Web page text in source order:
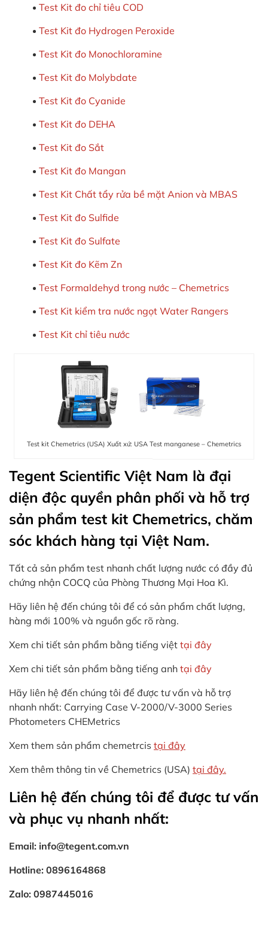
Test Kit đo chỉ tiêu COD
Test Kit đo Hydrogen Peroxide
Test Kit đo Monochloramine
Test Kit đo Molybdate
Test Kit đo Cyanide
Test Kit đo DEHA
Test Kit đo Sắt
Test Kit đo Mangan
Test Kit Chất tẩy rửa bề mặt Anion và MBAS
Test Kit đo Sulfide
Test Kit đo Sulfate
Test Kit đo Kẽm Zn
Test Formaldehyd trong nước – Chemetrics
Test Kit kiểm tra nước ngọt Water Rangers
Test Kit chỉ tiêu nước
Test kit Chemetrics (USA) Xuất xứ: USA Test manganese – Chemetrics
Tegent Scientific Việt Nam là đại
diện độc quyền phân phối và hỗ trợ
sản phẩm test kit Chemetrics, chăm
sóc khách hàng tại Việt Nam.
Tất cả sản phẩm test nhanh chất lượng nước có đầy đủ
chứng nhận COCQ của Phòng Thương Mại Hoa Kì.
Hãy liên hệ đến chúng tôi để có sản phẩm chất lượng,
hàng mới 100% và nguồn gốc rõ ràng.
Xem chi tiết sản phẩm bằng tiếng việt tại đây
Xem chi tiết sản phẩm bằng tiếng anh tại đây
Hãy liên hệ đến chúng tôi để được tư vấn và hỗ trợ
nhanh nhất: Carrying Case V-2000/V-3000 Series
Photometers CHEMetrics
Xem them sản phẩm chemetrcis tại đây
Xem thêm thông tin về Chemetrics (USA) tại đây.
Liên hệ đến chúng tôi để được tư vấn
và phục vụ nhanh nhất:
Email: info@tegent.com.vn
Hotline: 0896164868
Zalo: 0987445016